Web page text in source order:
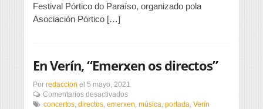
Festival Pórtico do Paraíso, organizado pola
Asociación Pórtico […]
En Verín, “Emerxen os directos”
Por redaccion el 5 mayo, 2021
Comentarios desactivadosen
En
concertos, directos, emerxen, música, portada, Verín